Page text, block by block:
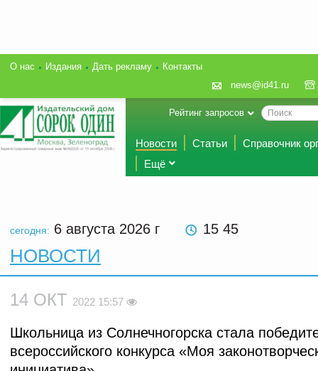
О нас Издания Дать рекламу
Контакты
news@id41.ru
Рейтинг запросов
Новости Статьи
Справочник
Ещё
сегодня: 6 августа 2026 г 15 45
НОВОСТИ
14 ОКТ 2022 15:57
Школьница из Солнечногорска стала
всероссийского конкурса «Моя